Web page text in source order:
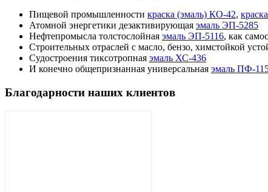
Пищевой промышленности краска (эмаль) КО-42,
Атомной энергетики дезактивирующая эмаль ЭП-5285
Нефтепромысла толстослойная эмаль ЭП-5116, как
Строительных отраслей с масло, бензо, химстойкой
Судостроения тиксотропная эмаль ХС-436
И конечно общепризнанная универсальная эмаль ПФ-
Благодарности наших клиентов